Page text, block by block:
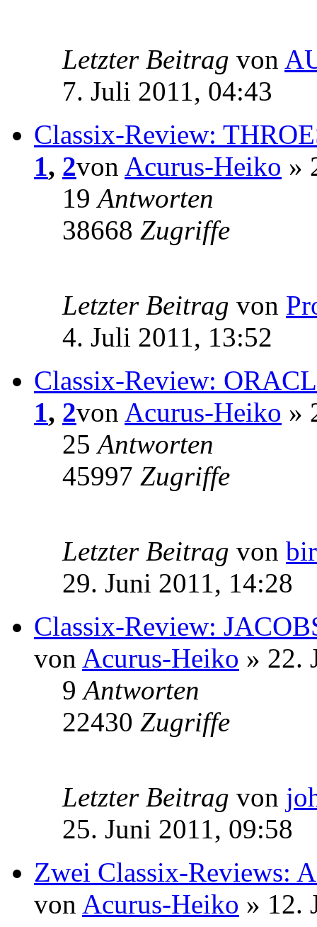
Letzter Beitrag von
7. Juli 2011, 04:43
Classix-Review:
1, 2von Acurus-Heiko »
19Antworten
38668 Zugriffe
Letzter Beitrag von
4. Juli 2011, 13:52
Classix-Review:
1, 2von Acurus-Heiko »
25Antworten
45997 Zugriffe
Letzter Beitrag von
29. Juni 2011, 14:28
Classix-Review:
von Acurus-Heiko » 22.
9Antworten
22430 Zugriffe
Letzter Beitrag von
25. Juni 2011, 09:58
Zwei Classix-Reviews:
von Acurus-Heiko » 12.